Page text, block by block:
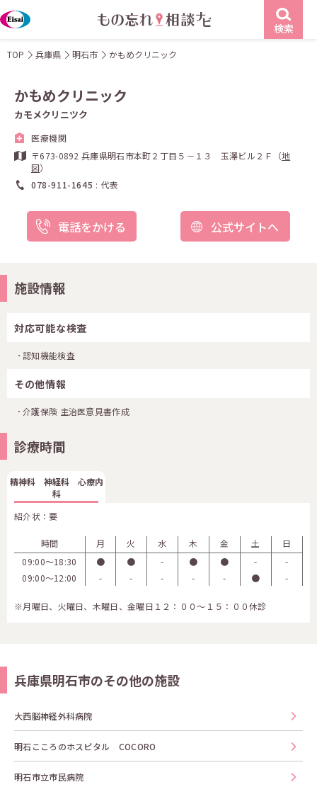
検索
TOP 兵庫県 明石市 かもめクリニック
かもめクリニック
カモメクリニツク
医療機関
〒673-0892 兵庫県明石市本町２丁目５－１３ 玉澤ビル２Ｆ（地
図）
078-911-1645
代表
電話をかける 公式サイトへ
施設情報
対応可能な検査
認知機能検査
その他情報
介護保険 主治医意見書作成
診療時間
精神科 神経科 心療内
科
紹介状：要
時間 月 火 水 木 金 土
日
09:00〜18:30
● ● - ● ● -
-
09:00〜12:00
- - - - - ● -
※月曜日、火曜日、木曜日、金曜日１２：００～１５：００休診
兵庫県明石市のその他の施設
大西脳神経外科病院
明石こころのホスピタル COCORO
明石市立市民病院